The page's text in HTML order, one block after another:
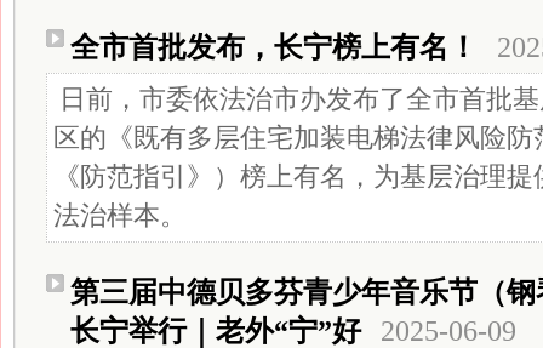
全市首批发布，长宁榜上有名！
日前，市委依法治市办发布了全市首批
区的《既有多层住宅加装电梯法律风险
《防范指引》）榜上有名，为基层治理
法治样本。
第三届中德贝多芬青少年音乐节（
长宁举行｜老外“宁”好
2025-06-09